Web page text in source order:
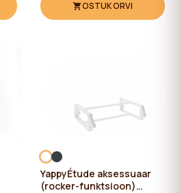
OSTUKORVI
YappyÉtude aksessuaar
(rocker-funktsioon)